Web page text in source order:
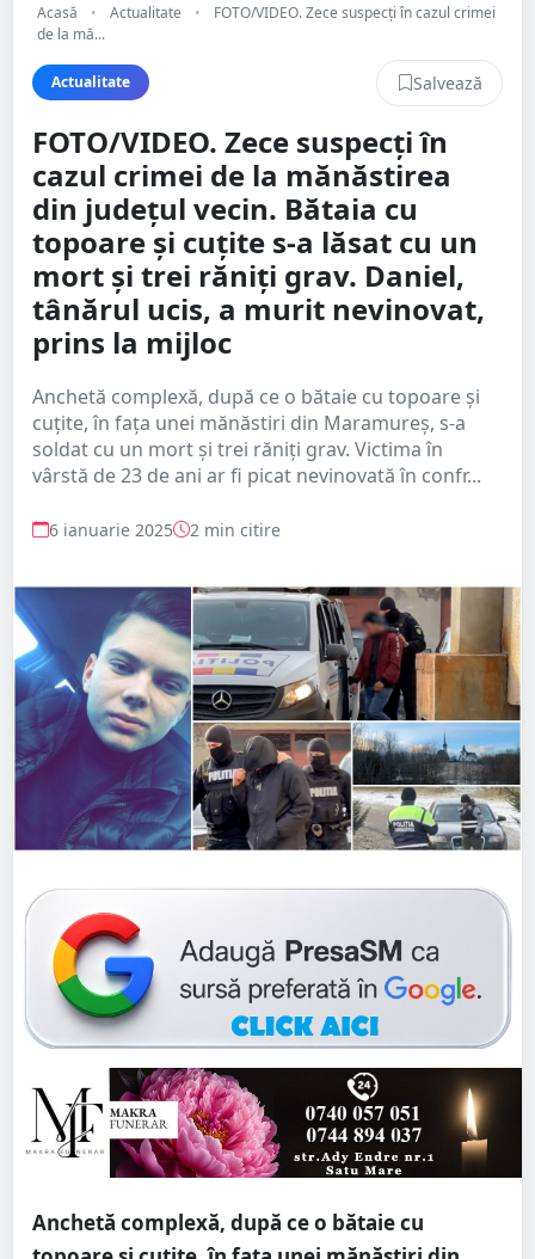
Acasă • Actualitate •
FOTO/VIDEO. Zece suspecți în cazul crimei
de la mă...
Actualitate Salvează
FOTO/VIDEO. Zece suspecți în
cazul crimei de la mănăstirea
din județul vecin. Bătaia cu
topoare și cuțite s-a lăsat cu un
mort și trei răniți grav. Daniel,
tânărul ucis, a murit nevinovat,
prins la mijloc
Anchetă complexă, după ce o bătaie cu topoare şi
cuţite, în faţa unei mănăstiri din Maramureş, s-a
soldat cu un mort şi trei răniţi grav. Victima în
vârstă de 23 de ani ar fi picat nevinovată în confr...
6 ianuarie 2025 2 min citire
Anchetă complexă, după ce o bătaie cu